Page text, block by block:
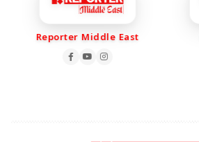
Reporter Middle East